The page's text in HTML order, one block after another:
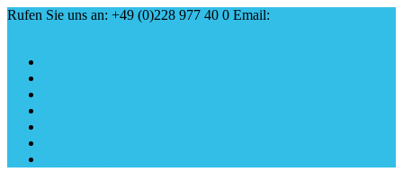
Rufen Sie uns an: +49 (0)228 977 40 0 Email: